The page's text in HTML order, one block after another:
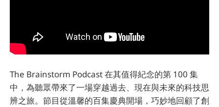
The Brainstorm Podcast 在其值得紀念的第 100 集
中，為聽眾帶來了一場穿越過去、現在與未來的科技思
辨之旅。節目從溫馨的百集慶典開場，巧妙地回顧了創